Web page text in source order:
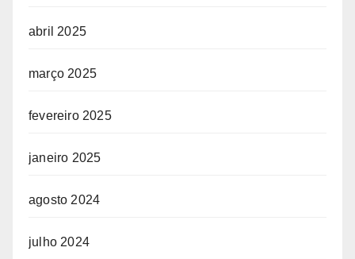
abril 2025
março 2025
fevereiro 2025
janeiro 2025
agosto 2024
julho 2024